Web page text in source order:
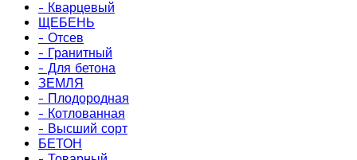
- Кварцевый
ЩЕБЕНЬ
- Отсев
- Гранитный
- Для бетона
ЗЕМЛЯ
- Плодородная
- Котлованная
- Высший сорт
БЕТОН